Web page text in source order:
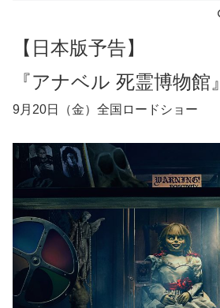
【日本版予告】
『アナベル 死霊博物館』
9月20日（金）全国ロードショー